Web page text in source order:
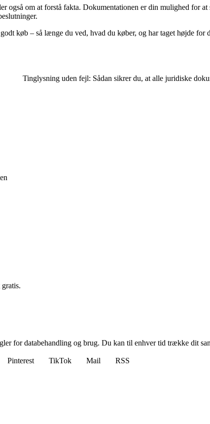
også om at forstå fakta. Dokumentationen er din mulighed for
køb – så længe du ved, hvad du køber, og har taget højde for
Tinglysning uden fejl: Sådan sikrer du, at alle juridiske
for databehandling og brug. Du kan til enhver tid trække dit
Pinterest TikTok Mail
RSS